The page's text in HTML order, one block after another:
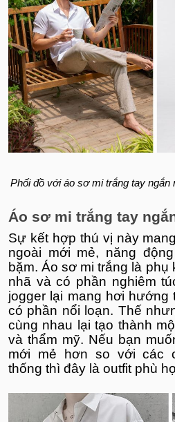
Phối đồ với áo sơ mi trắng tay ngắn
Áo sơ mi trắng tay
Sự kết hợp thú vị này
ngoài mới mẻ, năng
bặm. Áo sơ mi trắng là
nhã và có phần nghiêm
jogger lại mang hơi hướng
có phần nổi loạn. Thế
cùng nhau lại tạo thành
và thẩm mỹ. Nếu bạn
mới mẻ hơn so với các
thống thì đây là outfit phù